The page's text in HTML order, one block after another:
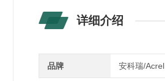
详细介绍
品牌 安科瑞/Acrel